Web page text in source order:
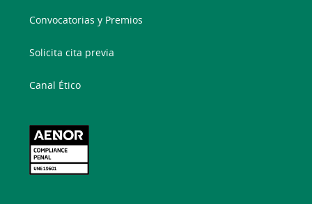
Convocatorias y Premios
Solicita cita previa
Canal Ético